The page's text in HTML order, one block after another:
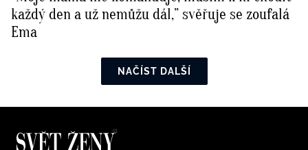
každý den a už nemůžu dál,” svěřuje se zoufalá
Ema
NAČÍST DALŠÍ